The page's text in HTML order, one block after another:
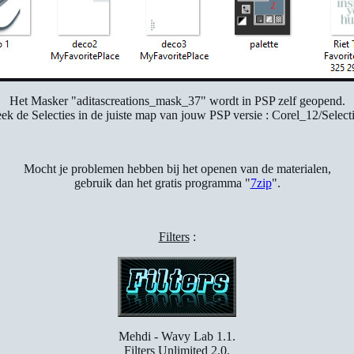
Het Masker "aditascreations_mask_37" wordt in PSP zelf geopend.
de Selecties in de juiste map van jouw PSP versie : Corel_12/
Mocht je problemen hebben bij het openen van de materialen,
gebruik dan het gratis programma "7zip".
Filters:
Mehdi - Wavy Lab 1.1.
Filters Unlimited 2.0.